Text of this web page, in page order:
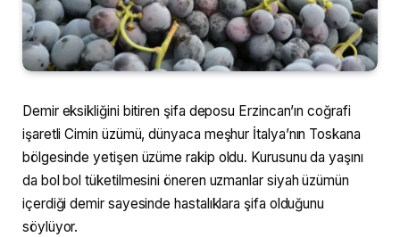
Demir eksikliğini bitiren şifa deposu Erzincan’ın coğrafi
işaretli Cimin üzümü, dünyaca meşhur İtalya’nın Toskana
bölgesinde yetişen üzüme rakip oldu. Kurusunu da yaşını
da bol bol tüketilmesini öneren uzmanlar siyah üzümün
içerdiği demir sayesinde hastalıklara şifa olduğunu
söylüyor.